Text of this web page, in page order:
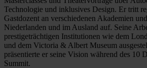
Technologie und inklusives Design. Er tritt
Gastdozent an verschiedenen Akademien
Niederlanden und im Ausland auf. Seine
prestigeträchtigen Institutionen wie dem
und dem Victoria & Albert Museum
präsentierte er seine Vision während des 10
Summit.